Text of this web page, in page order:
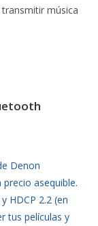
música
Denon
asequible.
HDCP 2.2 (en
tus películas y